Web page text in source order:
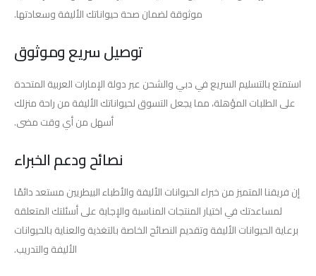
موثوقة لضمان صحة حيواناتك الأليفة وسعادتها.
توصيل سريع وموثوق
استمتع بالتسليم السريع في دبي والشحن عبر دولة الإمارات العربية المتحدة
على الطلبات المؤهلة، مما يجعل التسوق لحيواناتك الأليفة من راحة منزلك
أسهل من أي وقت مضى.
نصائح ودعم الخبراء
إن فريقنا المتميز من خبراء الحيوانات الأليفة والأطباء البيطريين مستعد دائمًا
لمساعدتك في اختيار المنتجات المناسبة والإجابة على أسئلتك المتعلقة
برعاية الحيوانات الأليفة وتقديم النصائح الخاصة بالتغذية والعناية بالحيوانات
الأليفة والتدريب.